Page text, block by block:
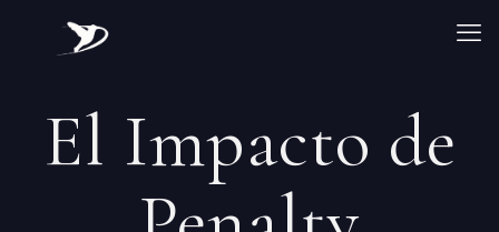
El Impacto de